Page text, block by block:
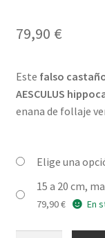
79,90 €
Este falso
AESCULUS
enana de follaje
Elige una
15 a 20 cm,
79,90€ En